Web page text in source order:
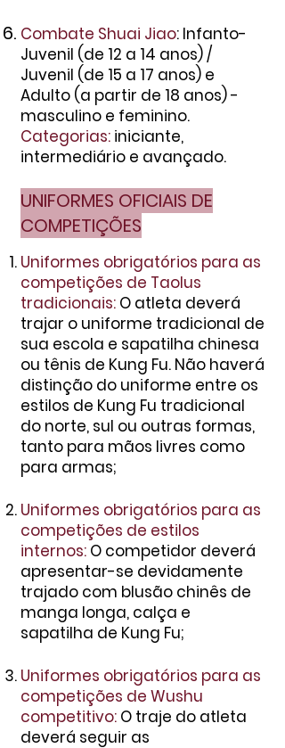
Combate Shuai Jiao: Infanto-
Juvenil (de 12 a 14 anos) /
Juvenil (de 15 a 17 anos) e
Adulto (a partir de 18 anos) -
masculino e feminino.
Categorias: iniciante,
intermediário e avançado.
UNIFORMES OFICIAIS DE
COMPETIÇÕES
Uniformes obrigatórios para as
competições de Taolus
tradicionais: O atleta deverá
trajar o uniforme tradicional de
sua escola e sapatilha chinesa
ou tênis de Kung Fu. Não haverá
distinção do uniforme entre os
estilos de Kung Fu tradicional
do norte, sul ou outras formas,
tanto para mãos livres como
para armas;
Uniformes obrigatórios para as
competições de estilos
internos: O competidor deverá
apresentar-se devidamente
trajado com blusão chinês de
manga longa, calça e
sapatilha de Kung Fu;
Uniformes obrigatórios para as
competições de Wushu
competitivo: O traje do atleta
deverá seguir as